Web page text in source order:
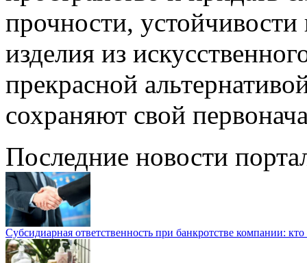
прочности,
изделия из
прекрасной
сохраняют свой
Последние новости
Субсидиарная ответственность при банкротстве компании: кто